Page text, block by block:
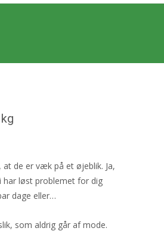
de er væk på et øjeblik. Ja,
har løst problemet for dig
dage eller…
som aldrig går af mode.